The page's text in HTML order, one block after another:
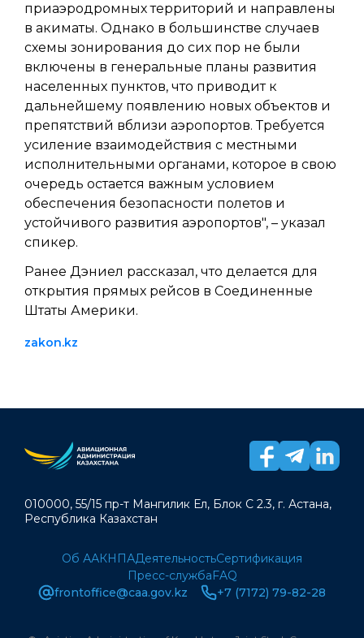
приаэродромных территорий и направлены
в акиматы. Однако в большинстве случаев
схемы зонирования до сих пор не были
включены в генеральные планы развития
населенных пунктов, что приводит к
дальнейшему появлению новых объектов и
препятствий вблизи аэропортов. Требуется
усиление взаимодействия с местными
исполнительными органами, которое в свою
очередь остается важным условием
обеспечения безопасности полетов и
устойчивого развития аэропортов", – указал
спикер.
Ранее Дэниел рассказал, что делается для
открытия прямых рейсов в Соединенные
Штаты Америки.
zakon.kz
010000, 55/15 пр-т Мангилик Ел, Блок С 2.3, г. Астана,
Республика Казахстан
Об ААКНПАДеятельностьСертификация
Пресс-службаFAQ
frontoffice@caa.gov.kz
+7 (7172) 79-82-28